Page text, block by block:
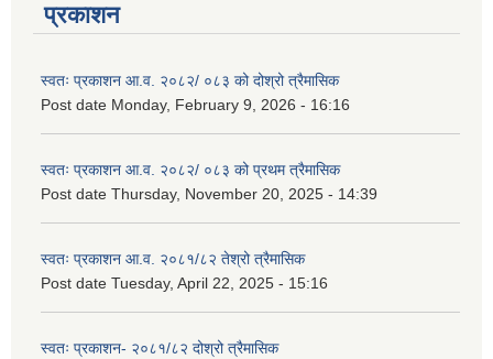
प्रकाशन
स्वतः प्रकाशन आ.व. २०८२/ ०८३ को दोश्रो त्रैमासिक
Post date Monday, February 9, 2026 - 16:16
स्वतः प्रकाशन आ.व. २०८२/ ०८३ को प्रथम त्रैमासिक
Post date Thursday, November 20, 2025 - 14:39
स्वतः प्रकाशन आ.व. २०८१/८२ तेश्रो त्रैमासिक
Post date Tuesday, April 22, 2025 - 15:16
स्वतः प्रकाशन- २०८१/८२ दोश्रो त्रैमासिक